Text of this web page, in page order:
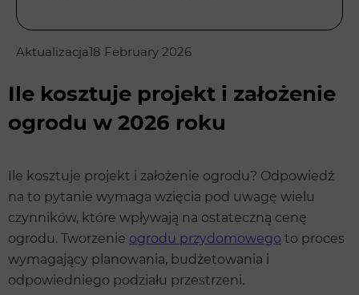
Aktualizacja18 February 2026
Ile kosztuje projekt i założenie
ogrodu w 2026 roku
Ile kosztuje projekt i założenie ogrodu? Odpowiedź
na to pytanie wymaga wzięcia pod uwagę wielu
czynników, które wpływają na ostateczną cenę
ogrodu. Tworzenie ogrodu przydomowego to proces
wymagający planowania, budżetowania i
odpowiedniego podziału przestrzeni.